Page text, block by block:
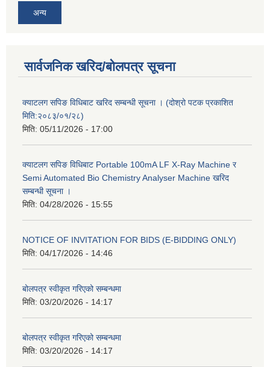
अन्य
सार्वजनिक खरिद/बोलपत्र सूचना
क्याटलग सपिङ विधिबाट खरिद सम्बन्धी सूचना । (दोश्रो पटक प्रकाशित
मिति:२०८३/०१/२८)
मिति: 05/11/2026 - 17:00
क्याटलग सपिङ विधिबाट Portable 100mA LF X-Ray Machine र
Semi Automated Bio Chemistry Analyser Machine खरिद
सम्बन्धी सूचना ।
मिति: 04/28/2026 - 15:55
NOTICE OF INVITATION FOR BIDS (E-BIDDING ONLY)
मिति: 04/17/2026 - 14:46
बोलपत्र स्वीकृत गरिएको सम्बन्धमा
मिति: 03/20/2026 - 14:17
बोलपत्र स्वीकृत गरिएको सम्बन्धमा
मिति: 03/20/2026 - 14:17